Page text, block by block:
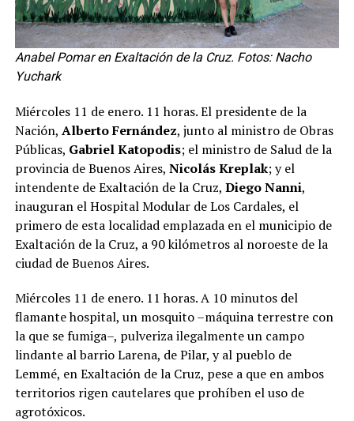
Anabel Pomar en Exaltación de la Cruz. Fotos: Nacho
Yuchark
Miércoles 11 de enero. 11 horas. El presidente de la
Nación, Alberto Fernández, junto al ministro de Obras
Públicas, Gabriel Katopodis; el ministro de Salud de la
provincia de Buenos Aires, Nicolás Kreplak; y el
intendente de Exaltación de la Cruz, Diego Nanni,
inauguran el Hospital Modular de Los Cardales, el
primero de esta localidad emplazada en el municipio de
Exaltación de la Cruz, a 90 kilómetros al noroeste de la
ciudad de Buenos Aires.
Miércoles 11 de enero. 11 horas. A 10 minutos del
flamante hospital, un mosquito –máquina terrestre con
la que se fumiga–, pulveriza ilegalmente un campo
lindante al barrio Larena, de Pilar, y al pueblo de
Lemmé, en Exaltación de la Cruz, pese a que en ambos
territorios rigen cautelares que prohíben el uso de
agrotóxicos.